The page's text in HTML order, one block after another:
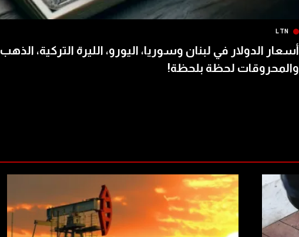
LTN
أسعار الدولار في لبنان وسوريا، اليورو، الليرة التركية، الذهب
والمحروقات لحظة بلحظة!